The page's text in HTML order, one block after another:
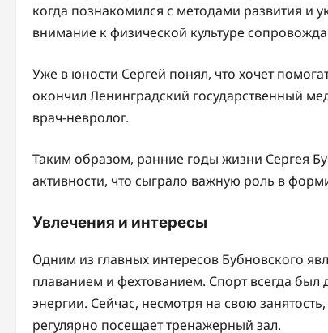
когда познакомился с методами развития и
внимание к физической культуре
Уже в юности Сергей понял, что хочет
окончил Ленинградский государственный
врач-невролог.
Таким образом, ранние годы жизни Сергея
активности, что сыграло важную роль в
Увлечения и интересы
Одним из главных интересов Бубновского
плаванием и фехтованием. Спорт всегда
энергии. Сейчас, несмотря на свою
регулярно посещает тренажерный зал.